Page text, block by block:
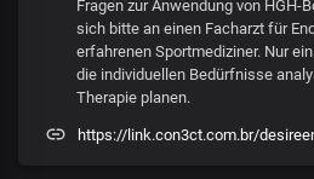
Fragen zur Anwendung von HGH-
sich bitte an einen Facharzt für
erfahrenen Sportmediziner. Nur
die individuellen Bedürfnisse
Therapie planen.
https://link.con3ct.com.br/